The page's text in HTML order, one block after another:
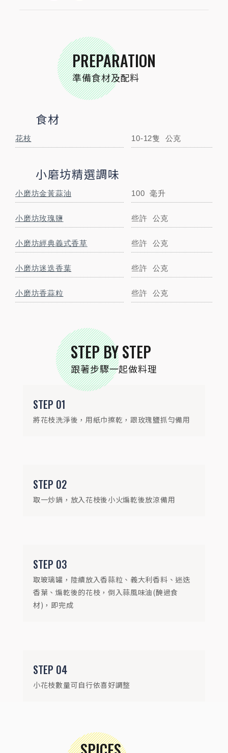
PREPARATION
準備食材及配料
食材
花枝 10-12隻 公克
小磨坊精選調味
小磨坊金黃蒜油 100 毫升
小磨坊玫瑰鹽 些許 公克
小磨坊經典義式香草 些許 公克
小磨坊迷迭香葉 些許 公克
小磨坊香蒜粒 些許 公克
STEP BY STEP
跟著步驟一起做料理
STEP 01
將花枝洗淨後，用紙巾擦乾，跟玫瑰鹽抓勻備用
STEP 02
取一炒鍋，放入花枝後小火煸乾後放涼備用
STEP 03
取玻璃罐，陸續放入香蒜粒、義大利香料、迷迭
香葉、煸乾後的花枝，倒入蒜風味油(醃過食
材)，即完成
STEP 04
小花枝數量可自行依喜好調整
小磨坊迷迭香葉 些許 公克
小磨坊香蒜粒 些許
STEP BY STEP
跟著步驟一起做料理
STEP01
將花枝洗淨後，用紙巾擦乾，跟玫瑰鹽抓勻
備用
取一炒鍋，放入花枝後小火煸乾後放涼備用
取玻璃罐，陸續放入香蒜粒、義大利香料、
迷迭香葉、煸乾後的花枝，倒入蒜風味油(醃
過食材)，即完成